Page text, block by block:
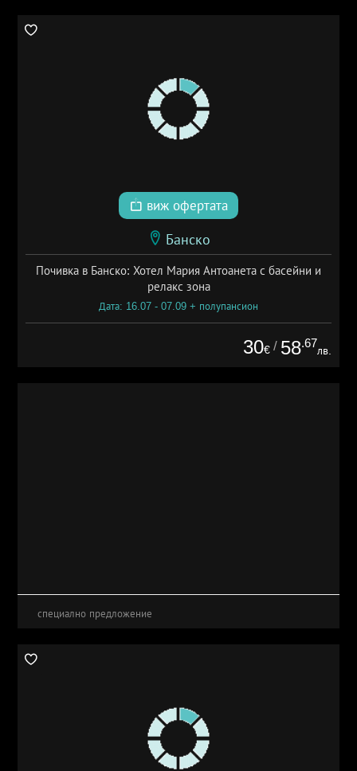
виж офертата
Банско
Почивка в Банско: Хотел Мария Антоанета с басейни и
релакс зона
Дата: 16.07 - 07.09 + полупансион
30€ / 58.67
лв.
специално предложение